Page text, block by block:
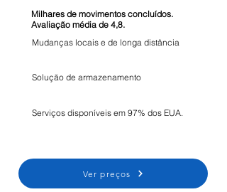
Milhares de movimentos concluídos.
Avaliação média de 4,8.
Mudanças locais e de longa distância
Solução de armazenamento
Serviços disponíveis em 97% dos EUA.
Ver preços